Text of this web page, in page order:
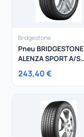
Bridgestone
Pneu BRIDGESTONE
ALENZA SPORT A/S
275/50R19 112V
243,40 €